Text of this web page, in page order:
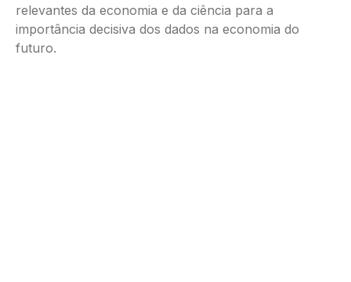
relevantes da economia e da ciência para a
importância decisiva dos dados na economia do
futuro.